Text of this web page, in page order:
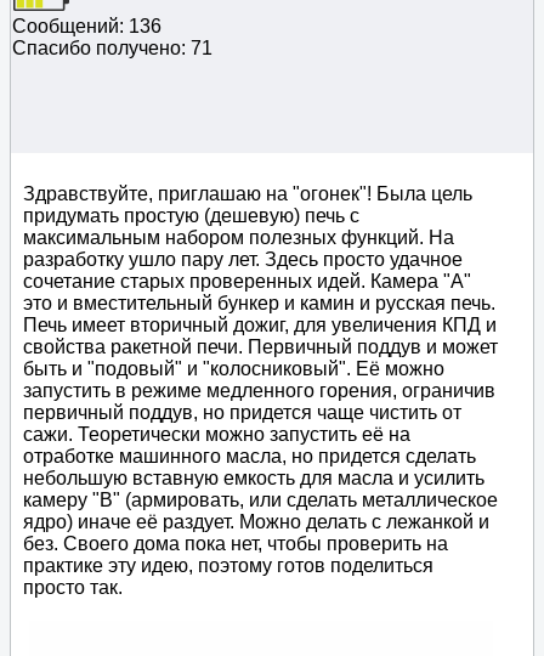
Сообщений: 136
Спасибо получено: 71
Здравствуйте, приглашаю на "огонек"! Была цель
придумать простую (дешевую) печь с
максимальным набором полезных функций. На
разработку ушло пару лет. Здесь просто удачное
сочетание старых проверенных идей. Камера "А"
это и вместительный бункер и камин и русская печь.
Печь имеет вторичный дожиг, для увеличения КПД и
свойства ракетной печи. Первичный поддув и может
быть и "подовый" и "колосниковый". Её можно
запустить в режиме медленного горения, ограничив
первичный поддув, но придется чаще чистить от
сажи. Теоретически можно запустить её на
отработке машинного масла, но придется сделать
небольшую вставную емкость для масла и усилить
камеру "В" (армировать, или сделать металлическое
ядро) иначе её раздует. Можно делать с лежанкой и
без. Своего дома пока нет, чтобы проверить на
практике эту идею, поэтому готов поделиться
просто так.